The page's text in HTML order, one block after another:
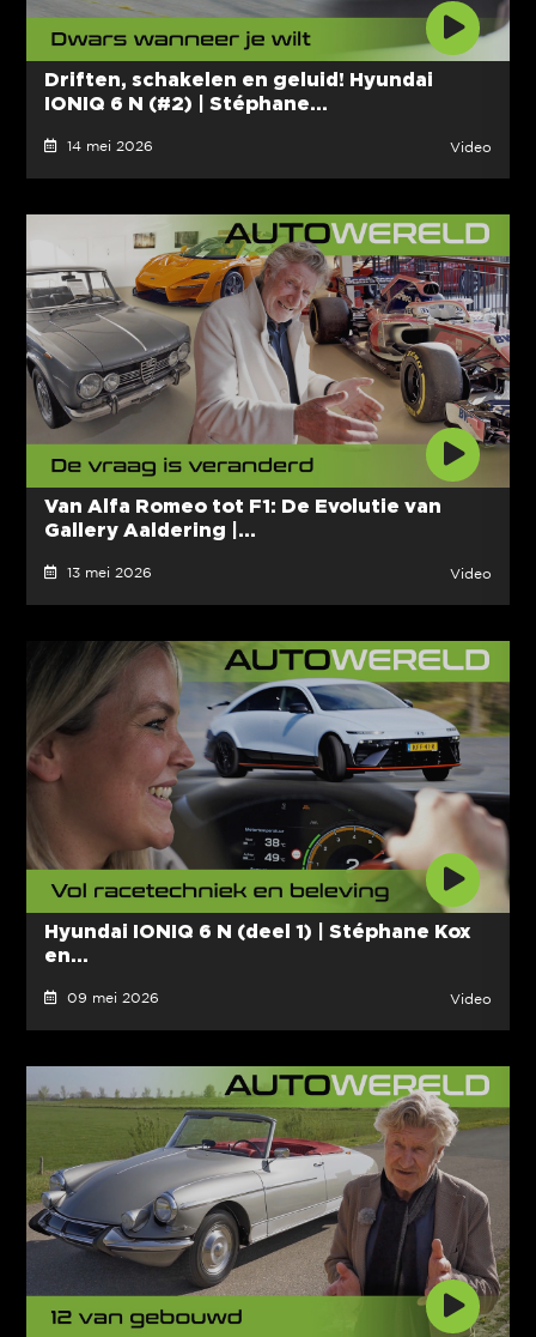
Driften, schakelen en geluid! Hyundai
IONIQ 6 N (#2) | Stéphane...
14 mei 2026 Video
Van Alfa Romeo tot F1: De Evolutie van
Gallery Aaldering |...
13 mei 2026 Video
Hyundai IONIQ 6 N (deel 1) | Stéphane Kox
en...
09 mei 2026 Video